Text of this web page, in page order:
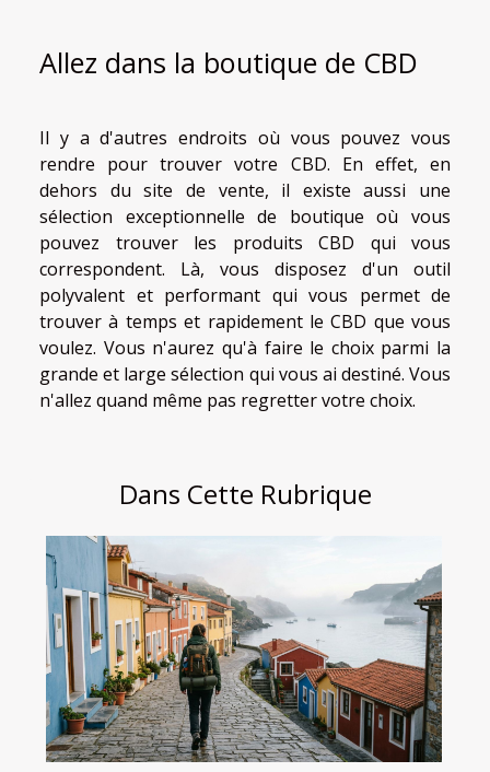
Allez dans la boutique de CBD
Il y a d'autres endroits où vous pouvez vous
rendre pour trouver votre CBD. En effet, en
dehors du site de vente, il existe aussi une
sélection exceptionnelle de boutique où vous
pouvez trouver les produits CBD qui vous
correspondent. Là, vous disposez d'un outil
polyvalent et performant qui vous permet de
trouver à temps et rapidement le CBD que vous
voulez. Vous n'aurez qu'à faire le choix parmi la
grande et large sélection qui vous ai destiné. Vous
n'allez quand même pas regretter votre choix.
Dans Cette Rubrique